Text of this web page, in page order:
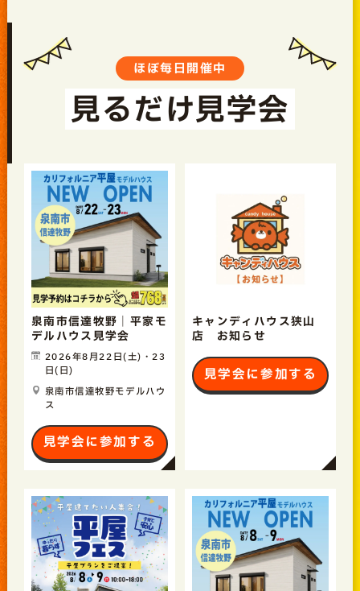
ほぼ毎日開催中
見るだけ見学会
泉南市信達牧野｜平家モ
デルハウス見学会
2026年8月22日(土)・23
日(日)
泉南市信達牧野モデルハウ
ス
見学会に参加する
キャンディハウス狭山
店 お知らせ
見学会に参加する